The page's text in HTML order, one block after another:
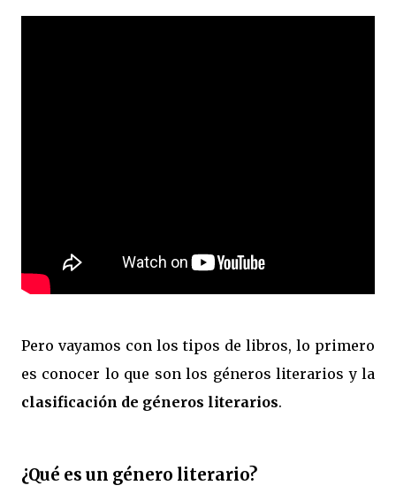
Pero vayamos con los tipos de libros, lo primero
es conocer lo que son los géneros literarios y la
clasificación de géneros literarios.
¿Qué es un género literario?